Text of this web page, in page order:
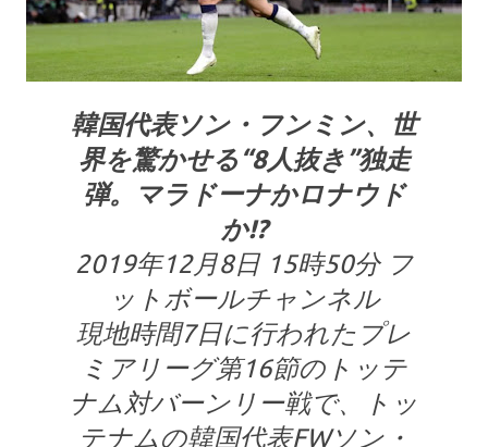
韓国代表ソン・フンミン、世
界を驚かせる“8人抜き”独走
弾。マラドーナかロナウド
か!?
2019年12月8日 15時50分 フ
ットボールチャンネル
現地時間7日に行われたプレ
ミアリーグ第16節のトッテ
ナム対バーンリー戦で、トッ
テナムの韓国代表FWソン・